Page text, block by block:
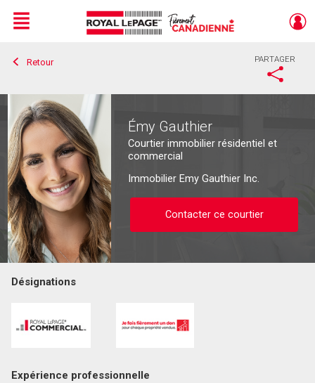
Live
En Direct
Menu
Retour PARTAGER
Émy Gauthier
Courtier immobilier résidentiel et
commercial
Immobilier Emy Gauthier Inc.
Contacter ce courtier
Prénom
Courriel
Désignations
Expérience professionnelle